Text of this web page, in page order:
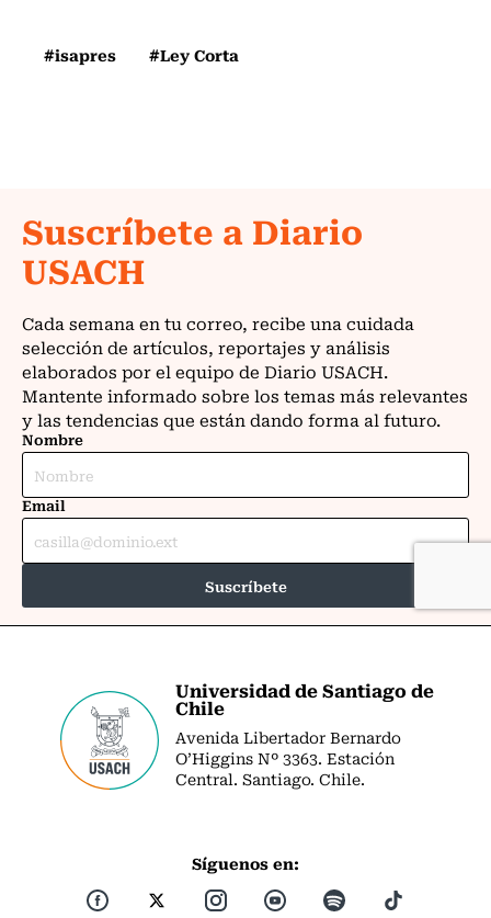
#isapres #Ley Corta
Universidad de Santiago de
Chile
Avenida Libertador Bernardo
O’Higgins Nº 3363. Estación
Central. Santiago. Chile.
Síguenos en: